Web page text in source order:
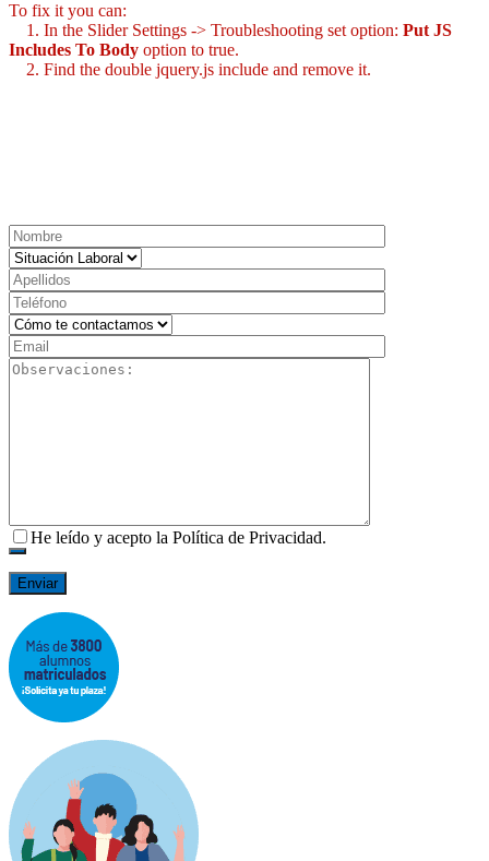
To fix it you can:
1. In the Slider Settings -> Troubleshooting set option: Put JS
Includes To Body option to true.
2. Find the double jquery.js include and remove it.
He leído y acepto la Política de Privacidad.